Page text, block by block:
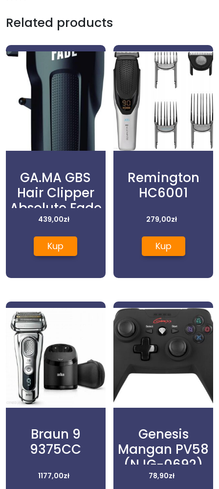
Related products
GA.MA GBS
Hair Clipper
Absolute Fade
Cord-Cordless
maszynka do
strzyżenia
439,00zł
Kup
Remington
HC6001
279,00zł
Kup
Braun 9
9375CC
1177,00zł
Genesis
Mangan PV58
(NJG-0692)
78,90zł